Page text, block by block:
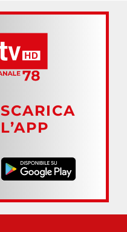
SCARICA
L’APP